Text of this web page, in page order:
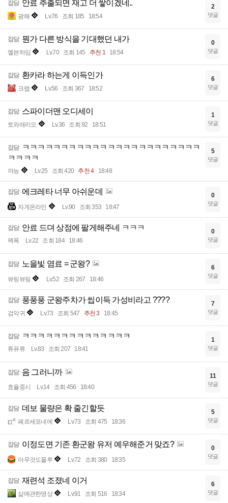
잡담 안료 추출되면 재고 더 쌓이겠네..
광해 Lv.76 조회 185 18:54
2
댓글
잡담 뭔가 다른 방식을 기대했던 내가
엘븐하임 Lv.70 조회 145 추천 1 18:54
0
댓글
잡담 환카라 하는게 이득인가
크랩 Lv.56 조회 367 18:52
6
댓글
잡담 스파이더맨 오디세이
토와애리오 Lv.36 조회 92 18:51
1
댓글
잡담
ㅋㅋㅋㅋㅋㅋㅋㅋㅋㅋㅋㅋㅋㅋㅋㅋㅋㅋㅋㅋㅋㅋㅋ
ㅋㅋㅋㅋ
꺄능 Lv.25 조회 420 추천 4 18:48
5
댓글
잡담 에크레타 너무 아쉬운데
자게온라인 Lv.90 조회 353 18:47
0
댓글
잡담 안료 드뎌 상점에 팔게해주네 ㅋㅋㅋ
팩폭 Lv.22 조회 184 18:46
0
댓글
잡담 노을빛 염료 = 군왕?
뷰링뷰링 Lv.52 조회 267 18:46
6
댓글
잡담 풍풍풍 군왕주차가 씹이득 가성비라고 ????
검악귀 Lv.73 조회 547 추천 3 18:45
7
댓글
잡담 ㅋㅋㅋㅋㅋㅋㅋㅋㅋㅋㅋㅋㅋㅋ
튜퓨류 Lv.83 조회 207 18:41
1
댓글
잡담 음 그러니까
효율중시 Lv.14 조회 456 18:40
11
댓글
잡담 데보 물량은 확 줄긴할듯
페르세포네에 Lv.73 조회 475 18:36
5
댓글
잡담 이정도면 기존 환군왕 유저 예우해준거 맞죠?
아무것도몰루 Lv.72 조회 380 18:35
0
댓글
잡담 재련석 조졌네 이거
삶에관한명상 Lv.91 조회 516 18:34
6
댓글